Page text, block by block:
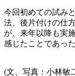
今回初めての試み
法、後片付けの仕
が、来年以降も実
感じたことであった
(文、写真：小林敏